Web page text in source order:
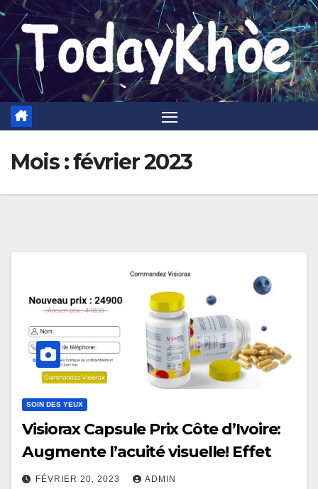
Skip
content
Mois :février 2023
SOIN DES YEUX
Visiorax Capsule Prix Côte d’Ivoire:
Augmente l’acuité visuelle! Effet
FÉVRIER 20, 2023 ADMIN